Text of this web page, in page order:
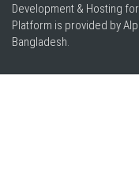
Development & Hosting
Platform is provided by
Bangladesh.